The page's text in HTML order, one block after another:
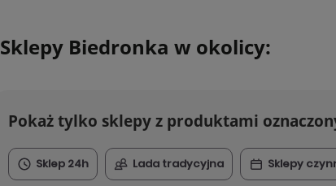
Sklepy Biedronka w okolicy:
Pokaż tylko sklepy z produktami
Sklep 24h Lada tradycyjna Sklepy